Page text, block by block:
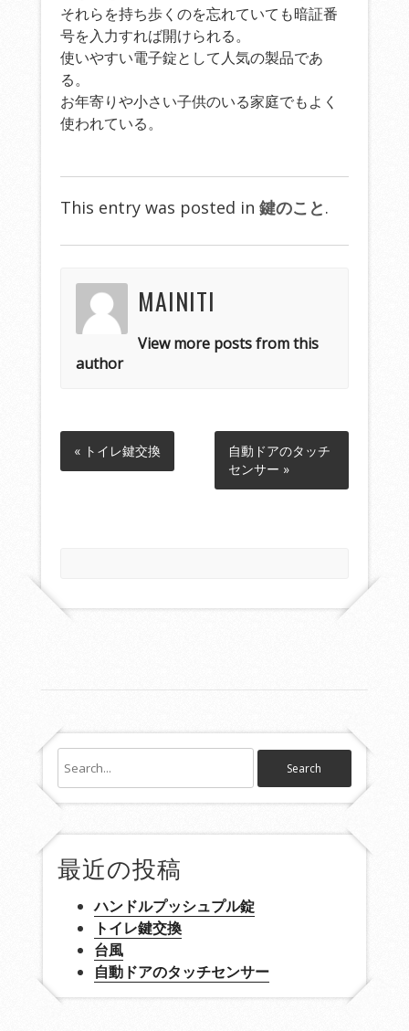
それらを持ち歩くのを忘れていても暗証番
号を入力すれば開けられる。
使いやすい電子錠として人気の製品であ
る。
お年寄りや小さい子供のいる家庭でもよく
使われている。
This entry was posted in鍵のこと.
MAINITI
View more posts from this
author
« トイレ鍵交換
自動ドアのタッチ
センサー »
最近の投稿
ハンドルプッシュプル錠
トイレ鍵交換
台風
自動ドアのタッチセンサー